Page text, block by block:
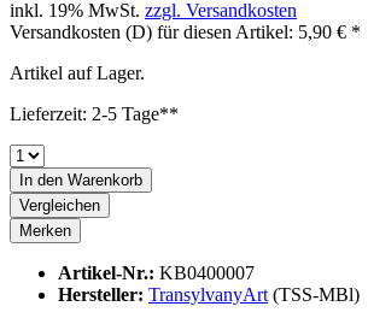
inkl. 19% MwSt. zzgl. Versandkosten
Versandkosten (D) für diesen Artikel: 5,90 € *
Artikel auf Lager.
Lieferzeit: 2-5 Tage**
In den Warenkorb
Vergleichen
Merken
Artikel-Nr.: KB0400007
Hersteller: TransylvanyArt (TSS-MBl)